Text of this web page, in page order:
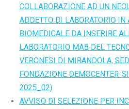
COLLABORAZIONE AD UN
ADDETTO DI LABORATORIO IN
BIOMEDICALE DA INSERIRE
LABORATORIO MAB DEL
VERONESI DI MIRANDOLA,
FONDAZIONE DEMOCENTER-
2025_02)
AVVISO DI SELEZIONE PER